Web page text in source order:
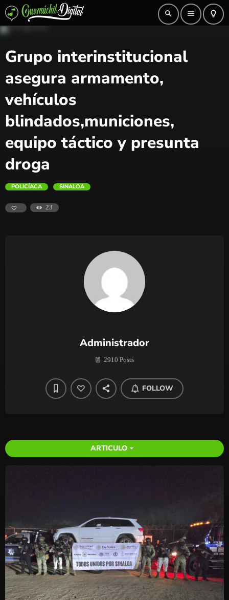
search menu lightbulb_outline
Grupo interinstitucional
asegura armamento,
vehículos
blindados,municiones,
equipo táctico y presunta
droga
POLICÍACA SINALOA
23
Administrador
2910 Posts
FOLLOW
ARTICULO arrow_drop_down